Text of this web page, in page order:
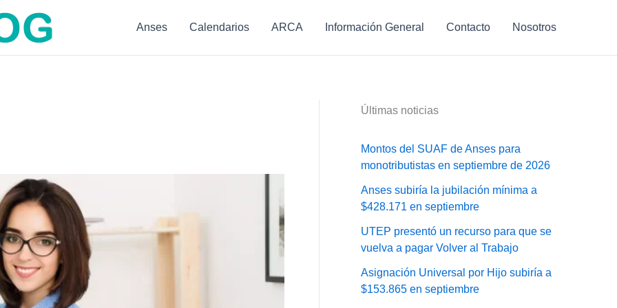
Anses Calendarios ARCA Información General Contacto Nosotros
Últimas noticias
Montos del SUAF de Anses para
monotributistas en septiembre de 2026
Anses subiría la jubilación mínima a
$428.171 en septiembre
UTEP presentó un recurso para que se
vuelva a pagar Volver al Trabajo
Asignación Universal por Hijo subiría a
$153.865 en septiembre